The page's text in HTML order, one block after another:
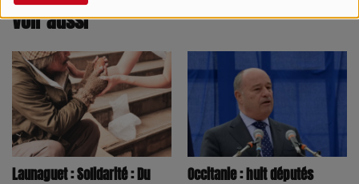
Voir aussi
Launaguet : Solidarité : Du Occitanie : huit députés